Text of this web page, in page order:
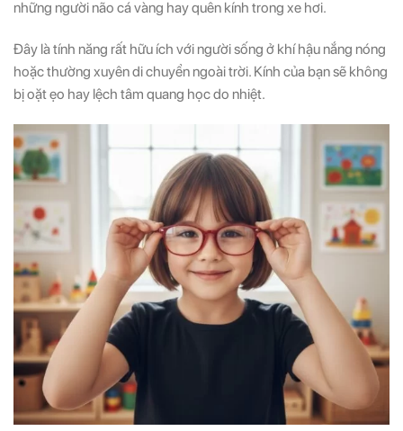
những người não cá vàng hay quên kính trong xe hơi.
Đây là tính năng rất hữu ích với người sống ở khí hậu nắng nóng
hoặc thường xuyên di chuyển ngoài trời. Kính của bạn sẽ không
bị oặt ẹo hay lệch tâm quang học do nhiệt.